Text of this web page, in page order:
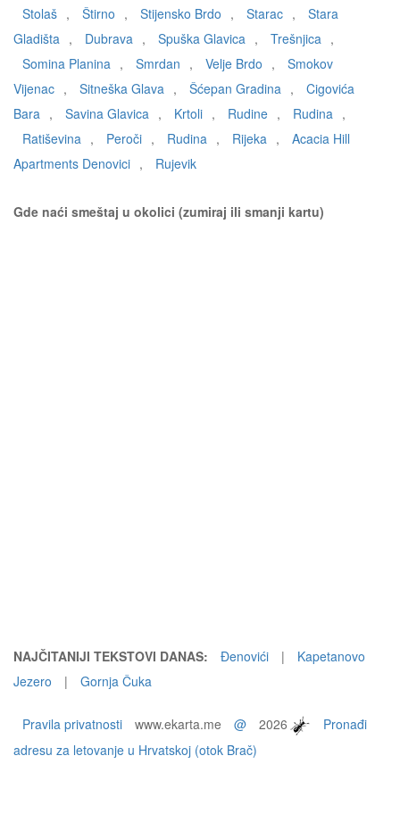
Stolaš , Štirno , Stijensko Brdo , Starac ,
Stara
Gladišta , Dubrava , Spuška Glavica , Trešnjica ,
Somina Planina , Smrdan , Velje Brdo ,
Smokov
Vijenac , Sitneška Glava , Šćepan Gradina ,
Cigovića
Bara , Savina Glavica , Krtoli , Rudine , Rudina ,
Ratiševina , Peroči , Rudina , Rijeka ,
Acacia Hill
Apartments Denovici , Rujevik
Gde naći smeštaj u okolici (zumiraj ili smanji kartu)
NAJČITANIJI TEKSTOVI DANAS: Đenovići |
Kapetanovo
Jezero
| Gornja Čuka
Pravila privatnosti www.ekarta.me @ 2026
Pronađi
adresu za letovanje u Hrvatskoj (otok Brač)